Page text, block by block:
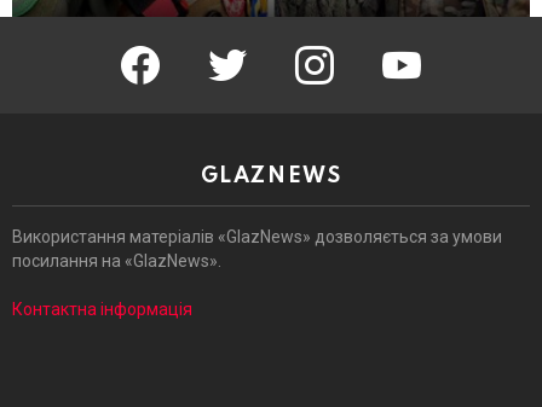
facebook twitter instagram youtube
GLAZNEWS
Використання матеріалів «GlazNews» дозволяється за умови
посилання на «GlazNews».
Контактна інформація